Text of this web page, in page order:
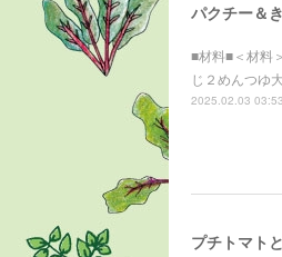
パクチー＆
■材料■＜材料
じ２めんつゆ
2025.02.03 03:53
プチトマト